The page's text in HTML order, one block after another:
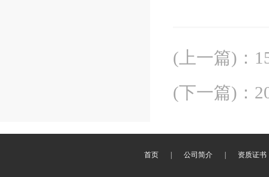
(上一篇) ：
(下一篇) ：
首页 公司简介 资质证书